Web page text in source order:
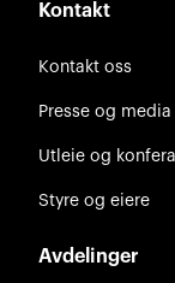
Kontakt
Kontakt oss
Presse og media
Utleie og
Styre og eiere
Avdelinger